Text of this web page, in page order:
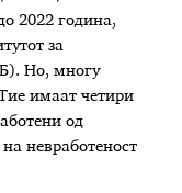
2022 година,
за
Но, многу
имаат четири
од
невработеност